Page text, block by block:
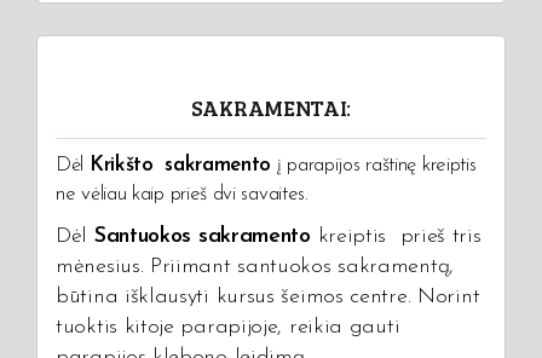
SAKRAMENTAI:
Dėl Krikšto sakramento į parapijos raštinę kreiptis
ne vėliau kaip prieš dvi savaites.
Dėl Santuokos sakramento kreiptis prieš tris
mėnesius. Priimant santuokos sakramentą,
būtina išklausyti kursus šeimos centre. Norint
tuoktis kitoje parapijoje, reikia gauti